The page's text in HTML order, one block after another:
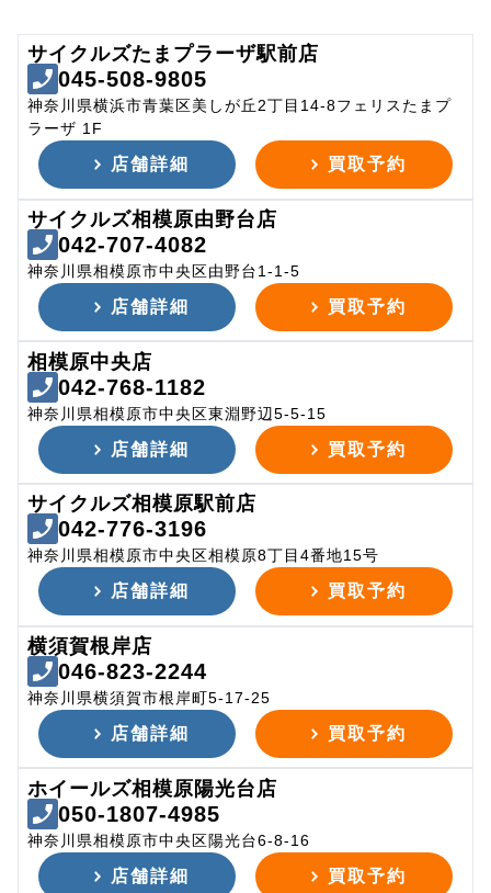
サイクルズたまプラーザ駅前店
045-508-9805
神奈川県横浜市青葉区美しが丘2丁目14-8フェリスたまプ
ラーザ 1F
店舗詳細 買取予約
サイクルズ相模原由野台店
042-707-4082
神奈川県相模原市中央区由野台1-1-5
店舗詳細 買取予約
相模原中央店
042-768-1182
神奈川県相模原市中央区東淵野辺5-5-15
店舗詳細 買取予約
サイクルズ相模原駅前店
042-776-3196
神奈川県相模原市中央区相模原8丁目4番地15号
店舗詳細 買取予約
横須賀根岸店
046-823-2244
神奈川県横須賀市根岸町5-17-25
店舗詳細 買取予約
ホイールズ相模原陽光台店
050-1807-4985
神奈川県相模原市中央区陽光台6-8-16
店舗詳細 買取予約